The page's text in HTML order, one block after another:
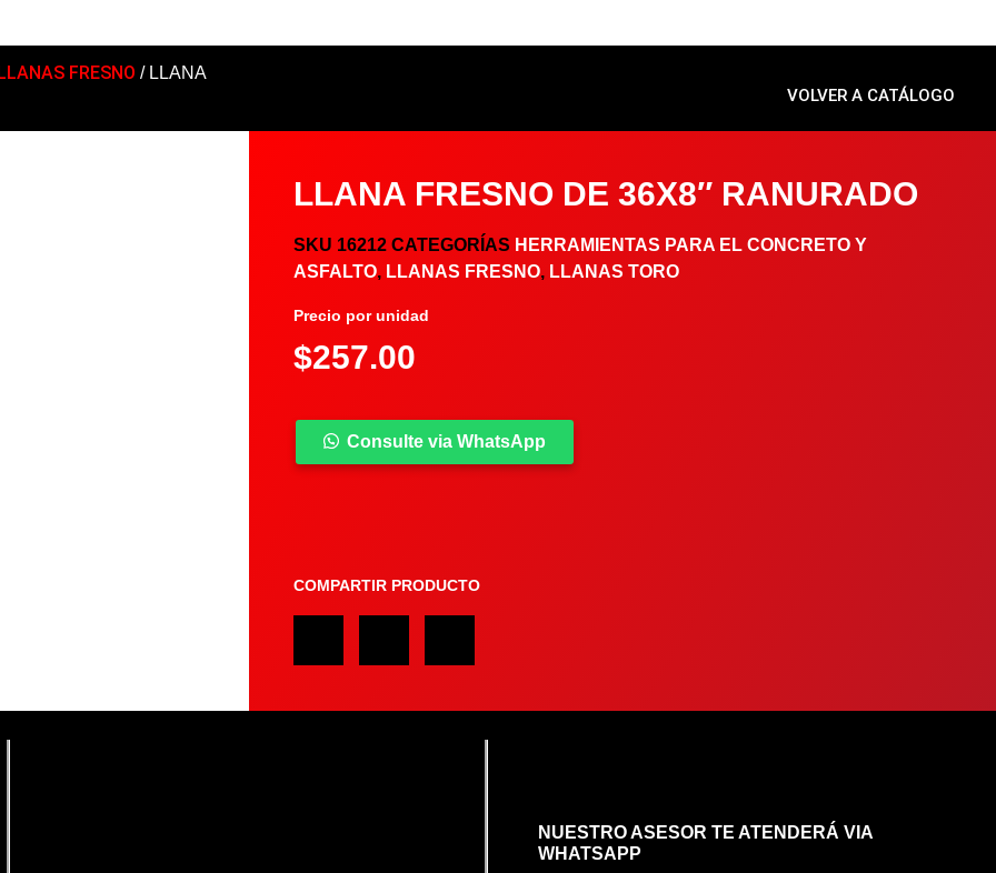
LLANAS FRESNO / LLANA
VOLVER A CATÁLOGO
LLANA FRESNO DE 36X8″ RANURADO
SKU 16212CATEGORÍAS HERRAMIENTAS PARA EL CONCRETO Y
ASFALTO, LLANAS FRESNO, LLANAS TORO
Precio por unidad
$257.00
Consulte via WhatsApp
COMPARTIR PRODUCTO
NUESTRO ASESOR TE ATENDERÁ VIA
WHATSAPP